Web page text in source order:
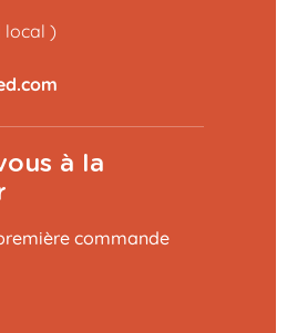
local )
à la
commande